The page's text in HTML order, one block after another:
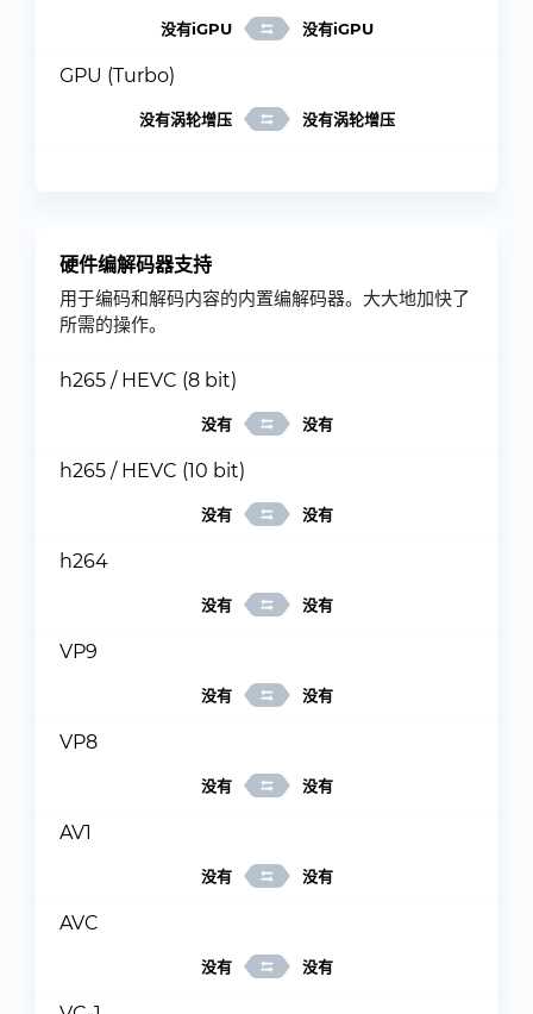
没有iGPU 没有iGPU
GPU (Turbo)
没有涡轮增压 没有涡轮增压
硬件编解码器支持
用于编码和解码内容的内置编解码器。大大地加快了
所需的操作。
h265 / HEVC (8 bit)
没有 没有
h265 / HEVC (10 bit)
没有 没有
h264
没有 没有
VP9
没有 没有
VP8
没有 没有
AV1
没有 没有
AVC
没有 没有